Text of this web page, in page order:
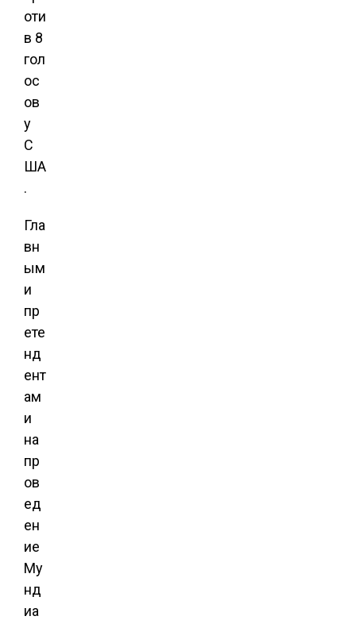
оти
в 8
гол
ос
ов
у
С
ША
.
Гла
вн
ым
и
пр
ете
нд
ент
ам
и
на
пр
ов
ед
ен
ие
Му
нд
иа